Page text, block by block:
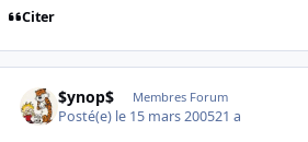
Citer
$ynop$ Membres Forum
Posté(e) le 15 mars 200521 a